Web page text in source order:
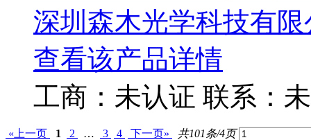
深圳森木光学科技有限
查看该产品详情
工商： 未认证 联系：
«上一页 1 2 … 3 4 下一页» 共101条/4页